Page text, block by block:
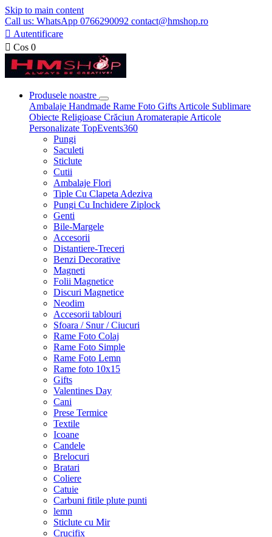
Skip to main content
Call us: WhatsApp 0766290092 contact@hmshop.ro
 Autentificare
 Cos 0
Produsele noastre
Ambalaje Handmade Rame Foto Gifts Articole Sublimare
Obiecte Religioase Crăciun Aromaterapie Articole
Personalizate TopEvents360
Pungi
Saculeti
Sticlute
Cutii
Ambalaje Flori
Tiple Cu Clapeta Adeziva
Pungi Cu Inchidere Ziplock
Genti
Bile-Margele
Accesorii
Distantiere-Treceri
Benzi Decorative
Magneti
Folii Magnetice
Discuri Magnetice
Neodim
Accesorii tablouri
Sfoara / Snur / Ciucuri
Rame Foto Colaj
Rame Foto Simple
Rame Foto Lemn
Rame foto 10x15
Gifts
Valentines Day
Cani
Prese Termice
Textile
Icoane
Candele
Brelocuri
Bratari
Coliere
Catuie
Carbuni fitile plute punti
lemn
Sticlute cu Mir
Crucifix